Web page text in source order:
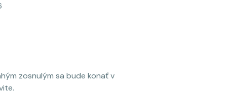
zosnulým sa bude konať v